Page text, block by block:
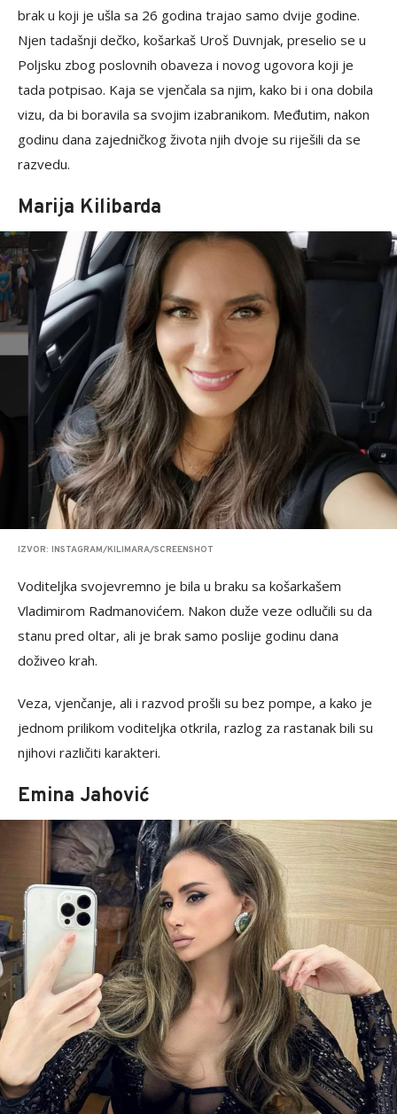
brak u koji je ušla sa 26 godina trajao samo dvije godine.
Njen tadašnji dečko, košarkaš Uroš Duvnjak, preselio se u
Poljsku zbog poslovnih obaveza i novog ugovora koji je
tada potpisao. Kaja se vjenčala sa njim, kako bi i ona dobila
vizu, da bi boravila sa svojim izabranikom. Međutim, nakon
godinu dana zajedničkog života njih dvoje su riješili da se
razvedu.
Marija Kilibarda
IZVOR: INSTAGRAM/KILIMARA/SCREENSHOT
Voditeljka svojevremno je bila u braku sa košarkašem
Vladimirom Radmanovićem. Nakon duže veze odlučili su da
stanu pred oltar, ali je brak samo poslije godinu dana
doživeo krah.
Veza, vjenčanje, ali i razvod prošli su bez pompe, a kako je
jednom prilikom voditeljka otkrila, razlog za rastanak bili su
njihovi različiti karakteri.
Emina Jahović